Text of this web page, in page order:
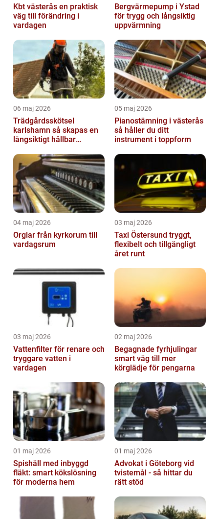
Kbt västerås en praktisk
väg till förändring i
vardagen
Bergvärmepump i Ystad
för trygg och långsiktig
uppvärmning
06 maj 2026
Trädgårdsskötsel
karlshamn så skapas en
långsiktigt hållbar
05 maj 2026
Pianostämning i västerås
så håller du ditt
instrument i toppform
04 maj 2026
Orglar från kyrkorum till
vardagsrum
03 maj 2026
Taxi Östersund tryggt,
flexibelt och tillgängligt
året runt
03 maj 2026
Vattenfilter för renare och
tryggare vatten i
vardagen
02 maj 2026
Begagnade fyrhjulingar
smart väg till mer
körglädje för pengarna
01 maj 2026
Spishäll med inbyggd
fläkt: smart kökslösning
för moderna hem
01 maj 2026
Advokat i Göteborg vid
tvistemål - så hittar du
rätt stöd